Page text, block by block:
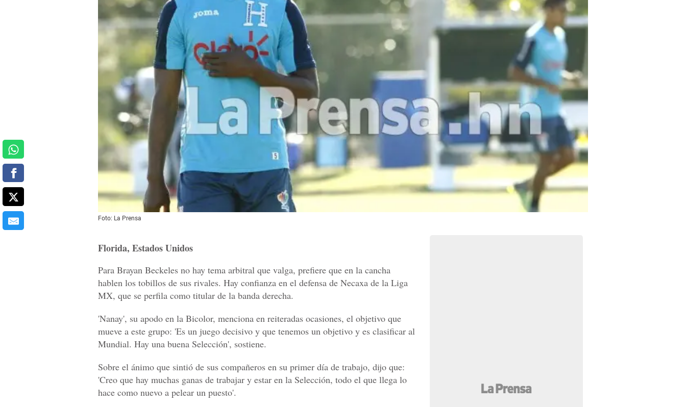
Foto: La Prensa
Florida, Estados Unidos
Para Brayan Beckeles no hay tema arbitral que valga, prefiere que en la cancha
hablen los tobillos de sus rivales. Hay confianza en el defensa de Necaxa de la Liga
MX, que se perfila como titular de la banda derecha.
'Nanay', su apodo en la Bicolor, menciona en reiteradas ocasiones, el objetivo que
mueve a este grupo: 'Es un juego decisivo y que tenemos un objetivo y es clasificar al
Mundial. Hay una buena Selección', sostiene.
Sobre el ánimo que sintió de sus compañeros en su primer día de trabajo, dijo que:
'Creo que hay muchas ganas de trabajar y estar en la Selección, todo el que llega lo
hace como nuevo a pelear un puesto'.